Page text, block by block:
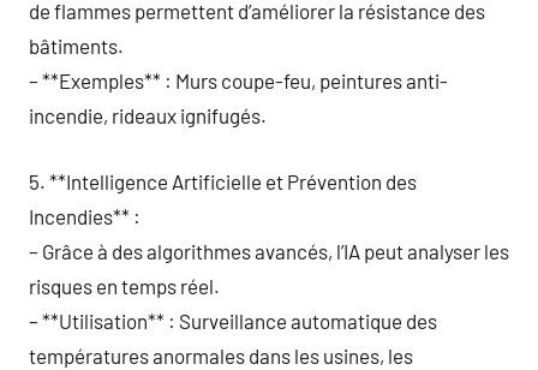
de flammes permettent d’améliorer la résistance des
bâtiments.
– **Exemples** : Murs coupe-feu, peintures anti-
incendie, rideaux ignifugés.
5. **Intelligence Artificielle et Prévention des
Incendies** :
– Grâce à des algorithmes avancés, l’IA peut analyser les
risques en temps réel.
– **Utilisation** : Surveillance automatique des
températures anormales dans les usines, les